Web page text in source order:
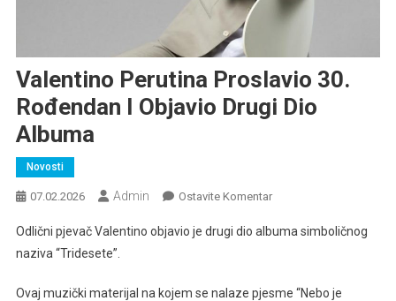
Valentino Perutina Proslavio 30.
Rođendan I Objavio Drugi Dio
Albuma
Novosti
07.02.2026 Admin Ostavite KomentarNa
Perutina
Rođendan
Odlični pjevač Valentino objavio je drugi dio albuma simboličnog
naziva “Tridesete”.
Ovaj muzički materijal na kojem se nalaze pjesme “Nebo je